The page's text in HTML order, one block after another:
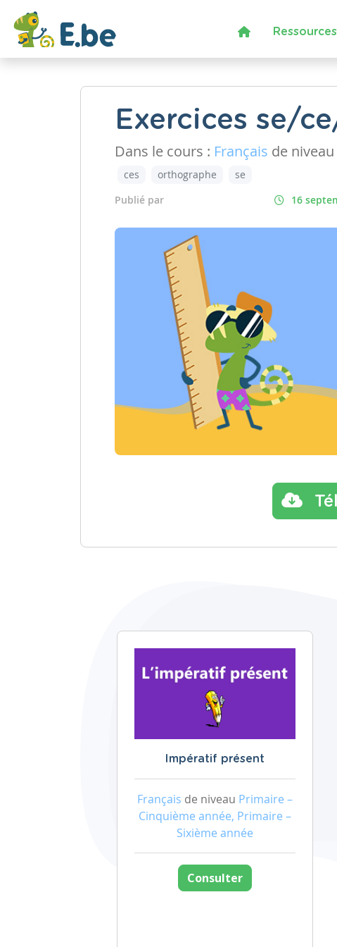
Ressources
Exercices se/
Dans le cours : Français de niveau
ces orthographe
se
Publié par
16
Impératif présent
Français de niveau Primaire –
Cinquième année, Primaire –
Sixième année
Consulter